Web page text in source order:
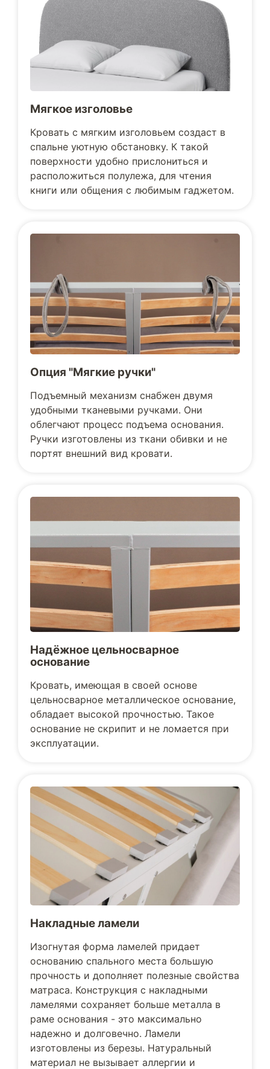
Мягкое изголовье
Кровать с мягким изголовьем создаст в
спальне уютную обстановку. К такой
поверхности удобно прислониться и
расположиться полулежа, для чтения
книги или общения с любимым гаджетом.
Опция "Мягкие ручки"
Подъемный механизм снабжен двумя
удобными тканевыми ручками. Они
облегчают процесс подъема основания.
Ручки изготовлены из ткани обивки и не
портят внешний вид кровати.
Надёжное цельносварное
основание
Кровать, имеющая в своей основе
цельносварное металлическое основание,
обладает высокой прочностью. Такое
основание не скрипит и не ломается при
эксплуатации.
Накладные ламели
Изогнутая форма ламелей придает
основанию спального места большую
прочность и дополняет полезные свойства
матраса. Конструкция с накладными
ламелями сохраняет больше металла в
раме основания - это максимально
надежно и долговечно. Ламели
изготовлены из березы. Натуральный
материал не вызывает аллергии и